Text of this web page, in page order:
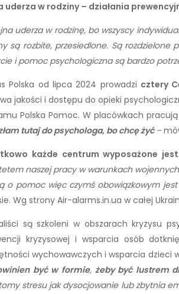
uderza w rodziny – działania
uderza w rodzinę, bo wszyscy
są rozbite, przesiedlone. Są
i pomoc psychologiczna są bardzo
Polska od lipca 2024 prowadzi cztery
jakości i dostępu do opieki
Polska Pomoc. W placówkach
tutaj do psychologa, bo chcę żyć –
każde centrum wyposażone
naszej pracy w warunkach
o pomoc więc czymś obowiązkowym
Wg strony Air-alarms.in.ua w całej
są szkoleni w obszarach kryzysu
kryzysowej i wsparcia osób
wychowawczych i wsparcia dzieci
być w formie,żeby być lustrem
stresu jak dysocjowanie lub zbytnia